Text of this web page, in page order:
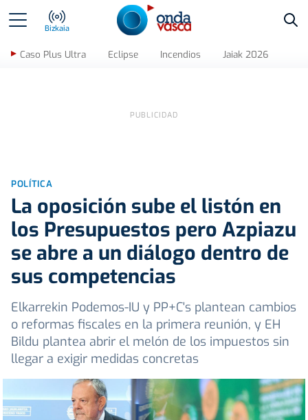
Bizkaia
Caso Plus Ultra Eclipse Incendios Jaiak 2026
POLÍTICA
La oposición sube el listón en
los Presupuestos pero Azpiazu
se abre a un diálogo dentro de
sus competencias
Elkarrekin Podemos-IU y PP+C's plantean cambios
o reformas fiscales en la primera reunión, y EH
Bildu plantea abrir el melón de los impuestos sin
llegar a exigir medidas concretas